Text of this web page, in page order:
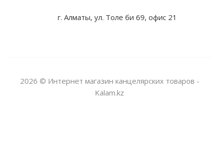
г. Алматы, ул. Толе би 69, офис 21
2026 © Интернет магазин канцелярских товаров -
Kalam.kz